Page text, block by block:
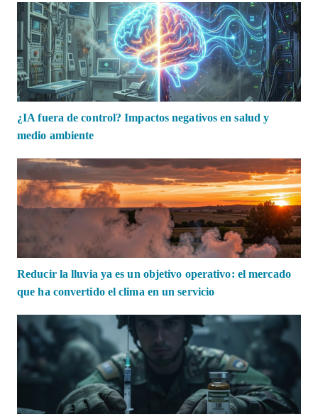
¿IA fuera de control? Impactos negativos en salud y
medio ambiente
Reducir la lluvia ya es un objetivo operativo: el mercado
que ha convertido el clima en un servicio